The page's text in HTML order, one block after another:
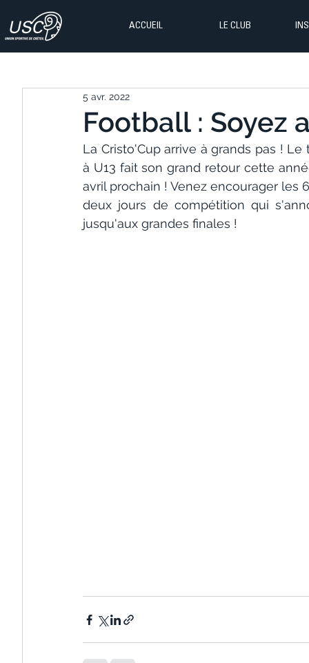
ACCUEIL LE CLUB
Football : Soyez
5 avr. 2022
La Cristo'Cup arrive à grands pas !
à U13 fait son grand retour cette
avril prochain ! Venez encourager les
deux jours de compétition qui
jusqu'aux grandes finales !